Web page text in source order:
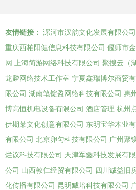
友情链接： 漯河市汉韵文化发展有限公司
重庆西柏阳健信息科技有限公司 偃师市
网
上海简游网络科技有限公司 聚搜云（
龙麟网络技术工作室 宁夏鑫瑞博尔商贸
限公司 湖南笔锭盈网络科技有限公司 惠
博高恒机电设备有限公司 酒店管理 杭州
伊期莱文化创意有限公司 东明宝华木业
有限公司 北京卵匀科技有限公司 广州聚
烂议科技有限公司 天津军鑫科技发展有
公司 山西敦仁经贸有限公司 四川诚益旧
化传播有限公司 昆明臧培科技有限公司